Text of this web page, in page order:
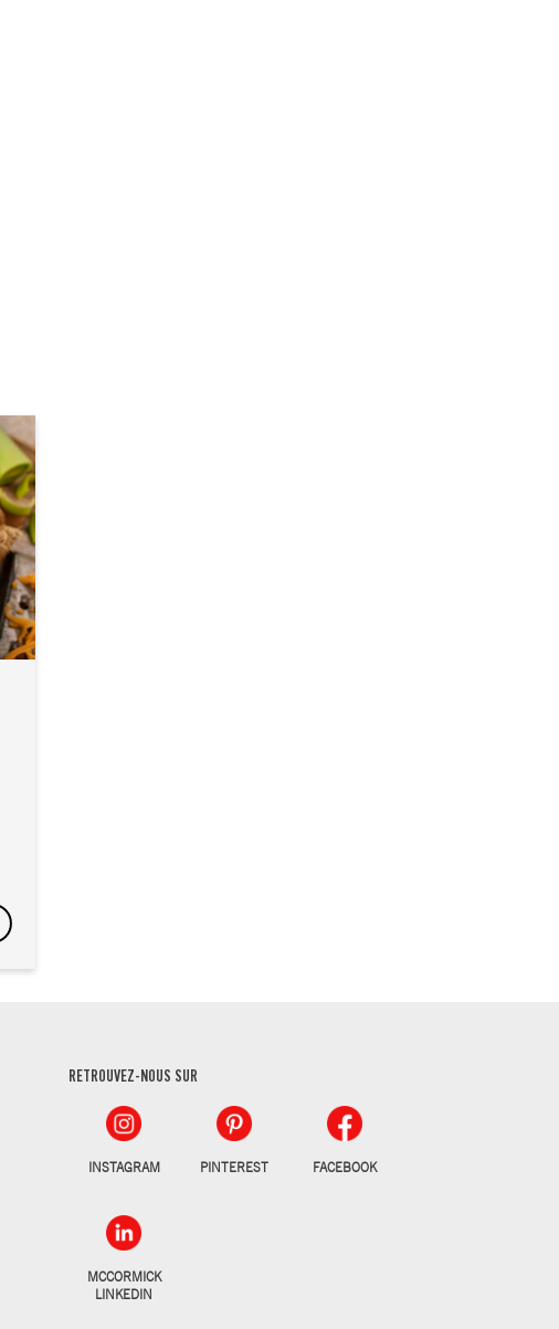
RETROUVEZ-NOUS SUR
INSTAGRAM PINTEREST FACEBOOK
MCCORMICK
LINKEDIN